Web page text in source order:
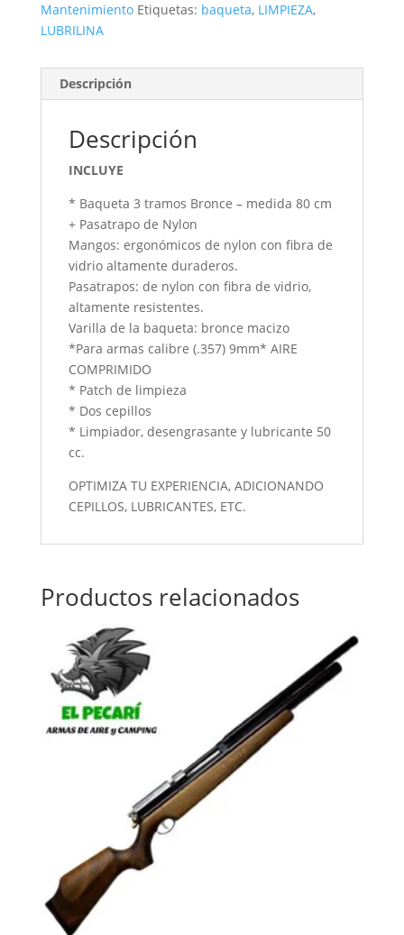
Mantenimiento Etiquetas: baqueta, LIMPIEZA,
LUBRILINA
Descripción
Descripción
INCLUYE
* Baqueta 3 tramos Bronce – medida 80 cm
+ Pasatrapo de Nylon
Mangos: ergonómicos de nylon con fibra de
vidrio altamente duraderos.
Pasatrapos: de nylon con fibra de vidrio,
altamente resistentes.
Varilla de la baqueta: bronce macizo
*Para armas calibre (.357) 9mm* AIRE
COMPRIMIDO
* Patch de limpieza
* Dos cepillos
* Limpiador, desengrasante y lubricante 50
cc.
OPTIMIZA TU EXPERIENCIA, ADICIONANDO
CEPILLOS, LUBRICANTES, ETC.
Productos relacionados